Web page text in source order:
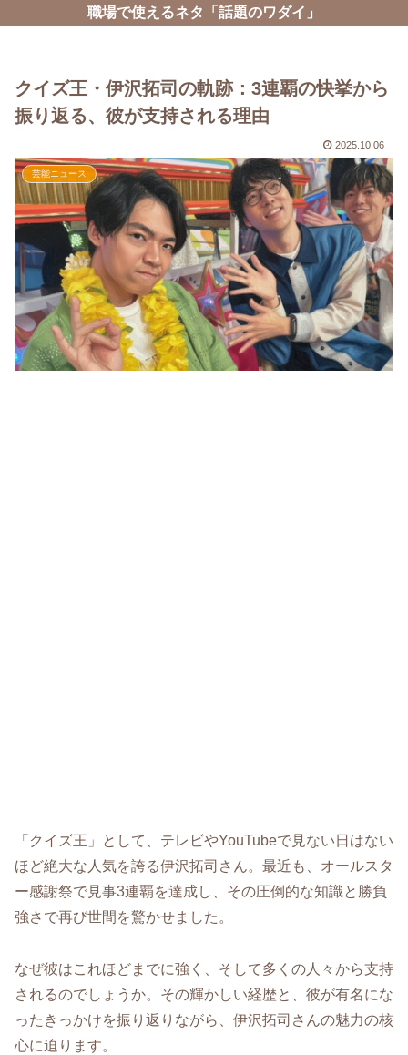
職場で使えるネタ「話題のワダイ」
クイズ王・伊沢拓司の軌跡：3連覇の快挙から
振り返る、彼が支持される理由
2025.10.06
芸能ニュース
「クイズ王」として、テレビやYouTubeで見ない日はない
ほど絶大な人気を誇る伊沢拓司さん。最近も、オールスタ
ー感謝祭で見事3連覇を達成し、その圧倒的な知識と勝負
強さで再び世間を驚かせました。
なぜ彼はこれほどまでに強く、そして多くの人々から支持
されるのでしょうか。その輝かしい経歴と、彼が有名にな
ったきっかけを振り返りながら、伊沢拓司さんの魅力の核
心に迫ります。